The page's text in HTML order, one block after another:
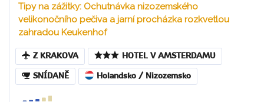
Tipy na zážitky: Ochutnávka nizozemského
velikonočního pečiva a jarní procházka rozkvetlou
zahradou Keukenhof
Z KRAKOVA HOTEL V AMSTERDAMU
SNÍDANĚ Holandsko / Nizozemsko